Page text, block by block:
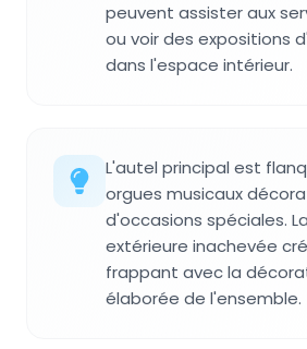
peuvent assister aux
ou voir des expositions
dans l'espace intérieur.
L'autel principal est
orgues musicaux
d'occasions spéciales.
extérieure inachevée
frappant avec la
élaborée de l'ensemble.